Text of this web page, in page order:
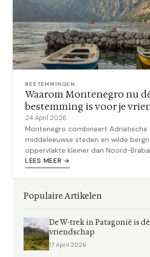
BESTEMMINGEN
Waarom Montenegro nu
bestemming is voor je
24 April 2026
Montenegro combineert Adriatische
middeleeuwse steden en wilde
oppervlakte kleiner dan Noord-
groepen die wat anders willen.
LEES MEER →
Populaire Artikelen
De W-trek in Patagonië is
vriendschap
17 April 2026